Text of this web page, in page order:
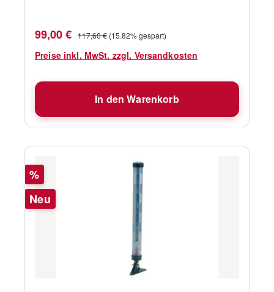
Verkaufspreis:
99,00 € Regulärer Preis:
117,60 € (15.82% gespart)
Preise inkl. MwSt. zzgl. Versandkosten
In den Warenkorb
Rabatt
%
Neu